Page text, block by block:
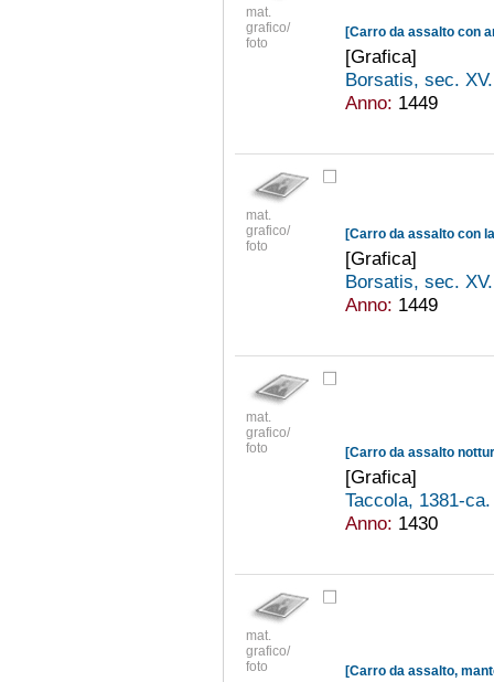
mat.
grafico/
foto
[Grafica]
Borsatis, sec.
Anno: 1449
mat.
grafico/
foto
[Carro da assalto con
[Grafica]
Borsatis, sec.
Anno: 1449
mat.
grafico/
foto
[Carro da assalto
[Grafica]
Taccola, 1381-
Anno: 1430
mat.
grafico/
foto
[Carro da assalto,